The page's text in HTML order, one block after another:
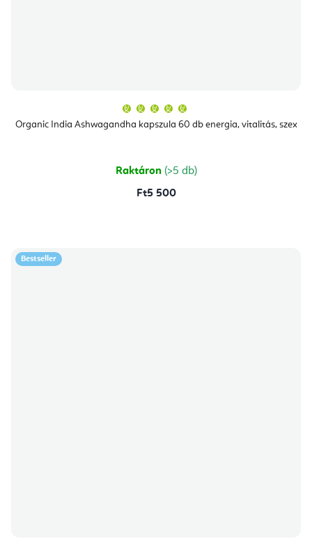
Organic India Ashwagandha kapszula 60 db energia, vitalitás, szex
átlagos
értékelése
csillag.
Raktáron (>5 db)
Ft5 500
Bestseller